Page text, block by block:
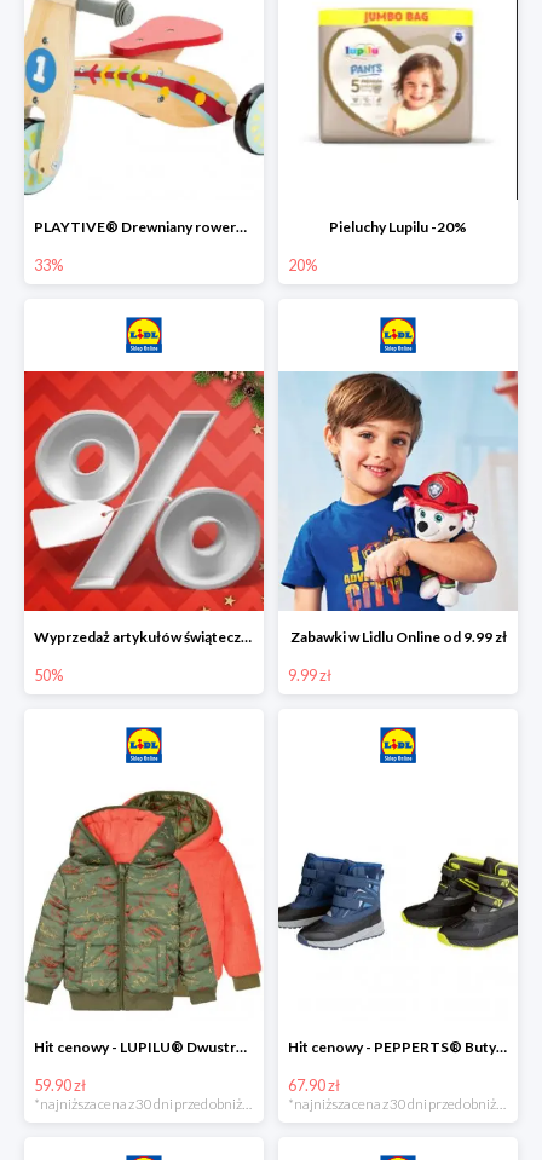
PLAYTIVE® Drewniany rowerek biegowy -33%
33%
Pieluchy Lupilu -20%
20%
Wyprzedaż artykułów świątecznych w Lidlu Online
50%
Zabawki w Lidlu Online od 9.99 zł
9.99 zł
Hit cenowy - LUPILU® Dwustronna kurtka dziecięca z polarem
59.90 zł
*najniższa cena z 30 dni przed obniżką
Hit cenowy - PEPPERTS® Buty zimowe chłopięce
67.90 zł
*najniższa cena z 30 dni przed obniżką